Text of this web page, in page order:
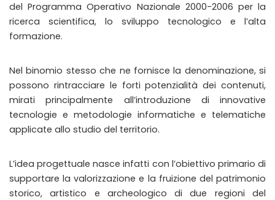
del Programma Operativo Nazionale 2000-2006 per la
ricerca scientifica, lo sviluppo tecnologico e l’alta
formazione.
Nel binomio stesso che ne fornisce la denominazione, si
possono rintracciare le forti potenzialità dei contenuti,
mirati principalmente all’introduzione di innovative
tecnologie e metodologie informatiche e telematiche
applicate allo studio del territorio.
L’idea progettuale nasce infatti con l’obiettivo primario di
supportare la valorizzazione e la fruizione del patrimonio
storico, artistico e archeologico di due regioni del